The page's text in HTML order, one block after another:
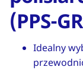
(PPS-
Idealny